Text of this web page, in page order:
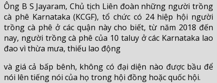
Ông B S Jayaram, Chủ tịch Liên đoàn những người trồng
cà phê Karnataka (KCGF), tổ chức có 24 hiệp hội người
trồng cà phê ở các quận này cho biết, từ năm 2018 đến
nay, người trồng cà phê của 10 taluy ở các Karnataka lao
đao vì thừa mưa, thiếu lao động
và giá cả bấp bênh, không có đại diện nào được bầu để
nói lên tiếng nói của họ trong hội đồng hoặc quốc hội.